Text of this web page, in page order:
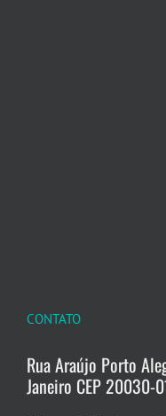
CONTATO
Rua Araújo Porto
Janeiro CEP 20030-